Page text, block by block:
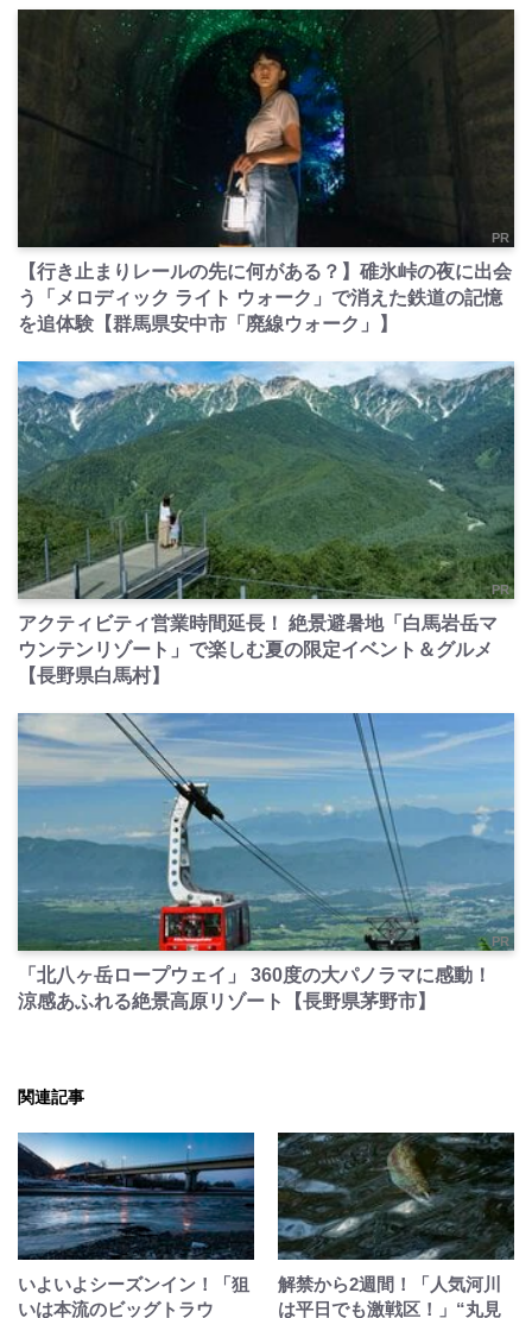
PR
【行き止まりレールの先に何がある？】碓氷峠の夜に出会
う「メロディック ライト ウォーク」で消えた鉄道の記憶
を追体験【群馬県安中市「廃線ウォーク」】
PR
アクティビティ営業時間延長！ 絶景避暑地「白馬岩岳マ
ウンテンリゾート」で楽しむ夏の限定イベント＆グルメ
【長野県白馬村】
PR
「北八ヶ岳ロープウェイ」 360度の大パノラマに感動！
涼感あふれる絶景高原リゾート【長野県茅野市】
関連記事
いよいよシーズンイン！「狙
いは本流のビッグトラウ
解禁から2週間！「人気河川
は平日でも激戦区！」“丸見